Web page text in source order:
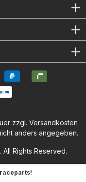
zzgl. Versandkosten
anders angegeben.
Rights Reserved.